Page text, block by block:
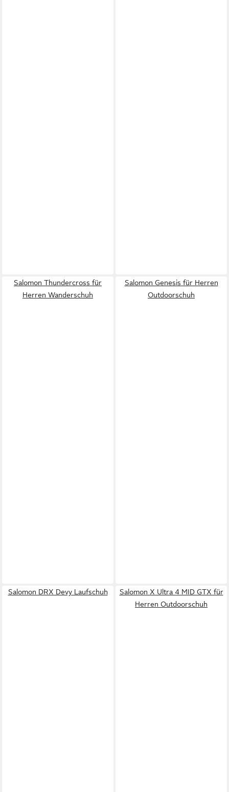
Salomon Thundercross für
Herren Wanderschuh
Salomon Genesis für Herren
Outdoorschuh
Salomon DRX Devy Laufschuh
Salomon X Ultra 4 MID GTX für
Herren Outdoorschuh